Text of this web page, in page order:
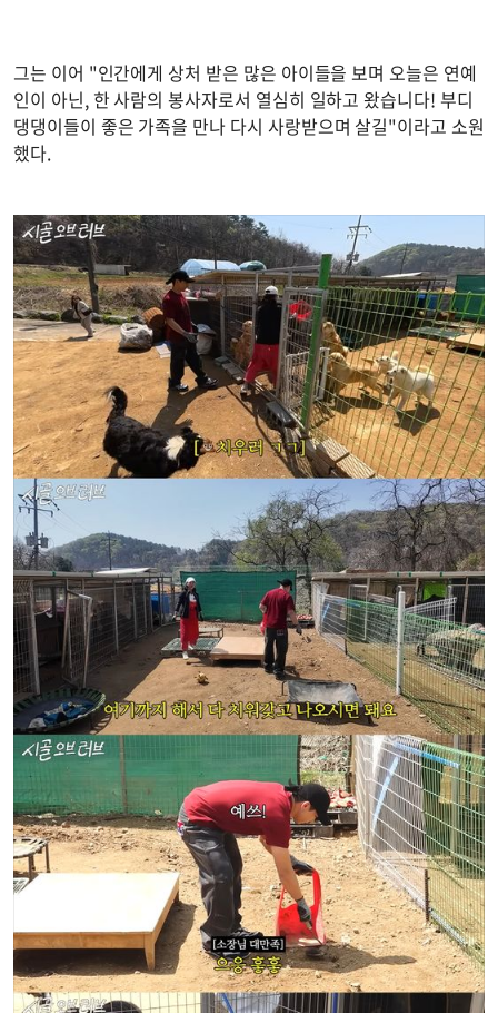
그는 이어 "인간에게 상처 받은 많은 아이들을 보며 오늘은 연예
인이 아닌, 한 사람의 봉사자로서 열심히 일하고 왔습니다! 부디
댕댕이들이 좋은 가족을 만나 다시 사랑받으며 살길"이라고 소원
했다.